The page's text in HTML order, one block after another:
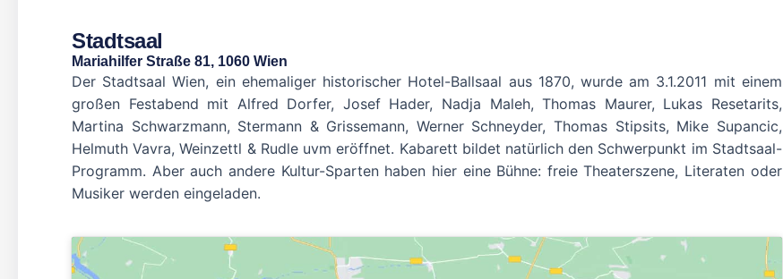
Stadtsaal
Mariahilfer Straße 81, 1060 Wien
Der Stadtsaal Wien, ein ehemaliger historischer Hotel-Ballsaal aus 1870, wurde am 3.1.2011 mit einem
großen Festabend mit Alfred Dorfer, Josef Hader, Nadja Maleh, Thomas Maurer, Lukas Resetarits,
Martina Schwarzmann, Stermann & Grissemann, Werner Schneyder, Thomas Stipsits, Mike Supancic,
Helmuth Vavra, Weinzettl & Rudle uvm eröffnet. Kabarett bildet natürlich den Schwerpunkt im Stadtsaal-
Programm. Aber auch andere Kultur-Sparten haben hier eine Bühne: freie Theaterszene, Literaten oder
Musiker werden eingeladen.